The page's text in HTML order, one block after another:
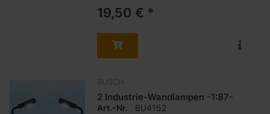
19,50 € *
BUSCH
2 Industrie-Wandlampen -1:87-
Art.-Nr. BU4152